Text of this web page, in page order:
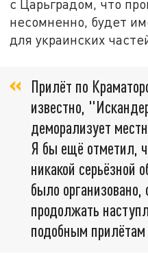
с Царьградом, что
несомненно, будет
для украинских
Прилёт по
известно,
деморализует
Я бы ещё отметил,
никакой серьёзной
было организовано,
продолжать
подобным